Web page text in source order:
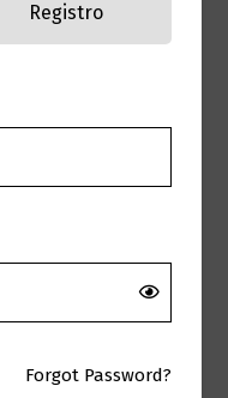
Registro
Forgot Password?